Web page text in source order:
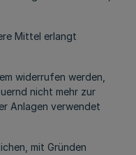
Mittel erlangt
widerrufen werden,
nicht mehr zur
Anlagen verwendet
mit Gründen